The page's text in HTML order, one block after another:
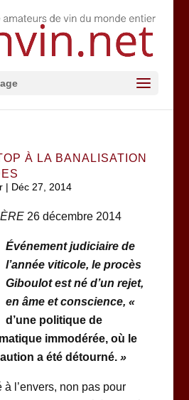
À LA BANALISATION
| Déc 27, 2014
26 décembre 2014
Événement judiciaire de
l’année viticole, le procès
Giboulot est né d’un rejet,
en âme et conscience, «
d’une politique de
immodérée, où le
a été détourné. »
à l’envers, non pas pour